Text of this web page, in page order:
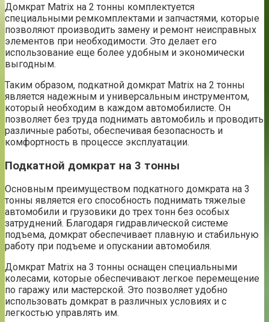
Домкрат Matrix на 2 тонны комплектуется
специальными ремкомплектами и запчастями, которые
позволяют производить замену и ремонт неисправных
элементов при необходимости. Это делает его
использование еще более удобным и экономически
выгодным.
Таким образом, подкатной домкрат Matrix на 2 тонны
является надежным и универсальным инструментом,
который необходим в каждом автомобилисте. Он
позволяет без труда поднимать автомобиль и проводить
различные работы, обеспечивая безопасность и
комфортность в процессе эксплуатации.
Подкатной домкрат на 3 тонны
Основным преимуществом подкатного домкрата на 3
тонны является его способность поднимать тяжелые
автомобили и грузовики до трех тонн без особых
затруднений. Благодаря гидравлической системе
подъема, домкрат обеспечивает плавную и стабильную
работу при подъеме и опускании автомобиля.
Домкрат Matrix на 3 тонны оснащен специальными
колесами, которые обеспечивают легкое перемещение
по гаражу или мастерской. Это позволяет удобно
использовать домкрат в различных условиях и с
легкостью управлять им.